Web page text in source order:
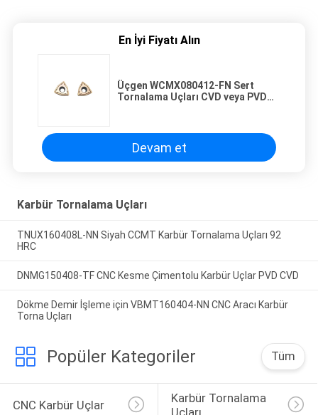
En İyi Fiyatı Alın
Üçgen WCMX080412-FN Sert
Tornalama Uçları CVD veya PVD
Devam et
Karbür Tornalama Uçları
TNUX160408L-NN Siyah CCMT Karbür Tornalama Uçları 92
HRC
DNMG150408-TF CNC Kesme Çimentolu Karbür Uçlar PVD CVD
Dökme Demir İşleme için VBMT160404-NN CNC Aracı Karbür
Torna Uçları
Popüler Kategoriler Tüm
CNC Karbür Uçlar
Karbür Tornalama